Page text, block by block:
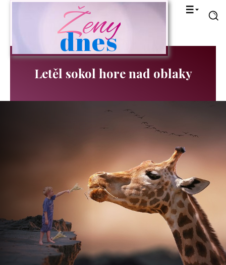
Ženy
dnes
Letěl sokol hore nad oblaky